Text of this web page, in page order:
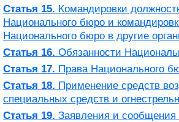
Статья 15. Командировки
Национального бюро и
Национального бюро в другие
Статья 16. Обязанности
Статья 17. Права Национального
Статья 18. Применение средств
специальных средств и
Статья 19. Заявления и сообщения